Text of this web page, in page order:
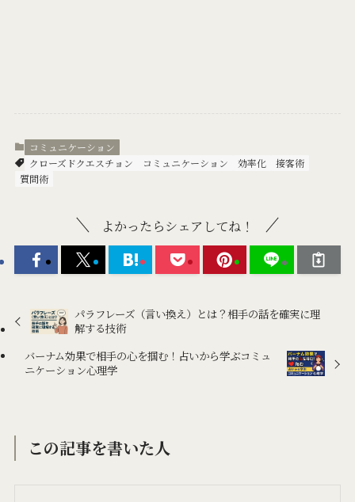
コミュニケーション
クローズドクエスチョン
コミュニケーション 効率化
接客術
質問術
よかったらシェアしてね！
パラフレーズ（言い換え）とは？相手の話を確実に理
解する技術
バーナム効果で相手の心を掴む！占いから学ぶコミュ
ニケーション心理学
この記事を書いた人